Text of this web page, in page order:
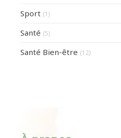
Sport (1)
Santé (5)
Santé Bien-être (12)